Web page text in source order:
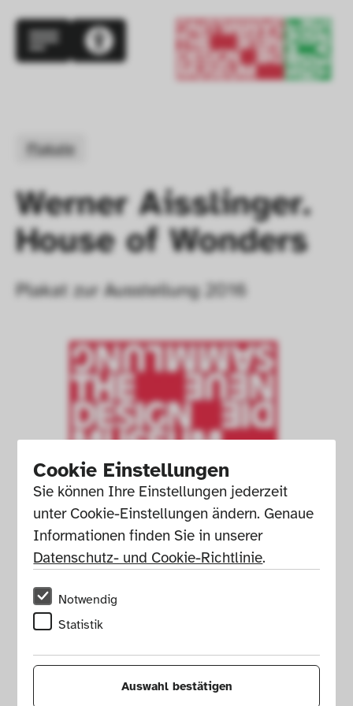
Cookie Einstellungen
Sie können Ihre Einstellungen jederzeit
unter Cookie-Einstellungen ändern. Genaue
Informationen finden Sie in unserer
Datenschutz- und Cookie-Richtlinie.
Notwendig
Statistik
Auswahl bestätigen
Plakate
Werner Aisslinger.
House of Wonders
Plakat zur Ausstellung 2016
Aisslinger. House of Wonders,